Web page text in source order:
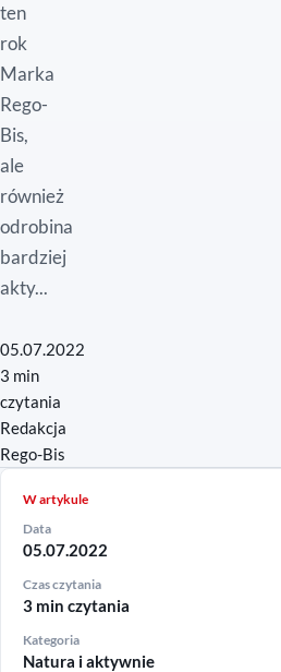
ten
rok
Marka
Rego-
Bis,
ale
również
odrobina
bardziej
akty...
05.07.2022
3 min
czytania
Redakcja
Rego-Bis
W artykule
Data
05.07.2022
Czas czytania
3 min czytania
Kategoria
Natura i aktywnie